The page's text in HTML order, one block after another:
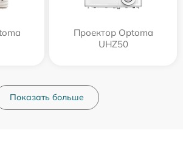
Проектор Optoma
UHZ50
Показать больше